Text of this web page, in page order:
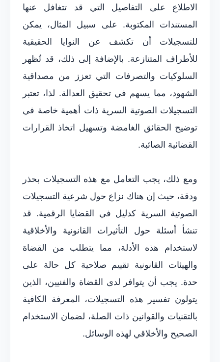
الاطلاع على التفاصيل التي قد تتغافل عنها
المستندات المكتوبة. على سبيل المثال، يمكن
للتسجيلات أن تكشف عن النوايا الحقيقية
للأطراف المتنازعة. بالإضافة إلى ذلك، قد تُظهر
السلوكيات والتصرفات التي تعزز من مصداقية
الشهود، مما يسهم في تحقيق العدالة. لذا، تعتبر
التسجيلات الصوتية السرية ذات أهمية خاصة في
توضيح الحقائق الغامضة وتسهيل اتخاذ القرارات
القضائية الصائبة.
ومع ذلك، يجب التعامل مع هذه التسجيلات بحذر
ودقة، حيث إن هناك نزاع حول شرعية التسجيلات
الصوتية السرية كدليل في القضايا الرقمية. قد
تنشأ أسئلة حول التأثيرات القانونية والأخلاقية
لاستخدام هذه الأدلة، مما يتطلب من القضاة
والهيئات القانونية تقييم صلاحية كل حالة على
حدة. يجب أن يتوافر لدى القضاة والفنيين، الذين
يتولون تفسير هذه التسجيلات، المعرفة الكافية
بالتقنيات والقوانين ذات الصلة، لضمان الاستخدام
الصحيح والأخلاقي لهذه الوسائل.